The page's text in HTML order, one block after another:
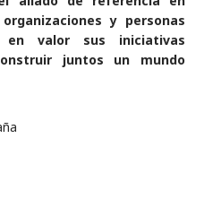
y personas
en valor sus iniciativas
juntos un mundo